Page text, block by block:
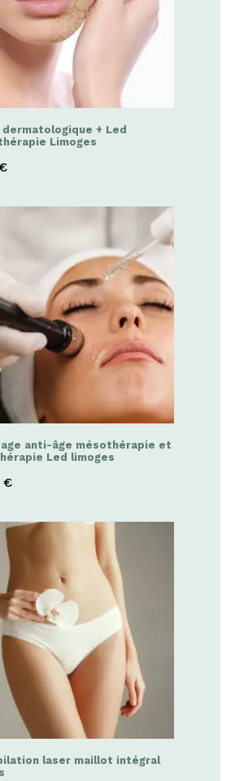
dermatologique + Led
Limoges
anti-âge mésothérapie et
Led limoges
€
laser maillot intégral